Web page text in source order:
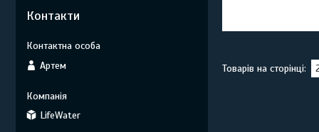
Контакти
Артем
LifeWater